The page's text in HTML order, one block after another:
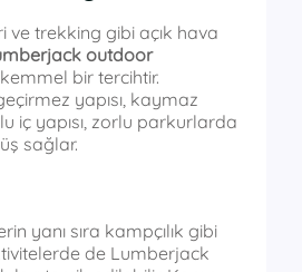
ve trekking gibi açık hava
outdoor
bir tercihtir.
yapısı, kaymaz
iç yapısı, zorlu parkurlarda
sağlar.
yanı sıra kampçılık gibi
de Lumberjack